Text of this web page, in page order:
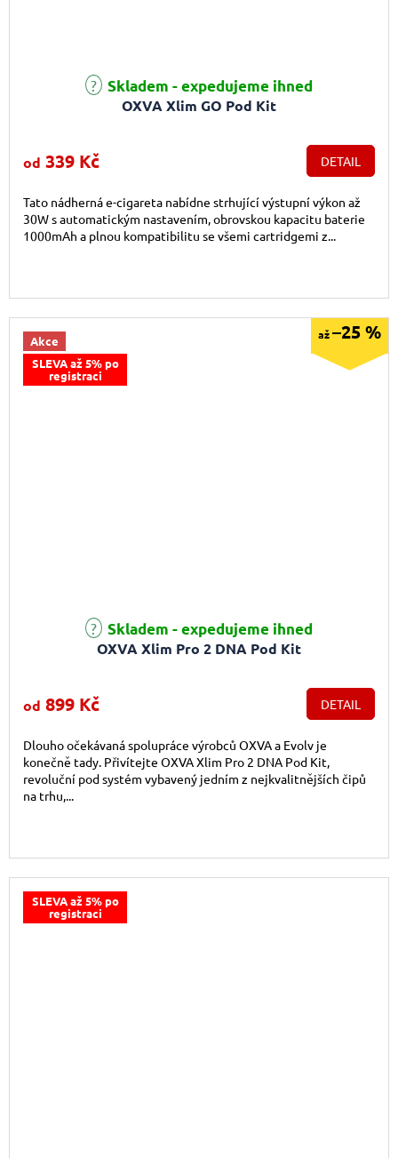
OXVA Xlim GO Pod Kit
Průměrné hodnocení produktu je 4,9 z 5 hvězdiček.
Skladem - expedujeme ihned
od 339 Kč DETAIL
Tato nádherná e-cigareta nabídne strhující výstupní výkon až
30W s automatickým nastavením, obrovskou kapacitu baterie
1000mAh a plnou kompatibilitu se všemi cartridgemi z...
Akce
SLEVA až 5% po
registraci
až–25 %
OXVA Xlim Pro 2 DNA Pod Kit
Průměrné hodnocení produktu je 4,6 z 5 hvězdiček.
Skladem - expedujeme ihned
od 899 Kč DETAIL
Dlouho očekávaná spolupráce výrobců OXVA a Evolv je
konečně tady. Přivítejte OXVA Xlim Pro 2 DNA Pod Kit,
revoluční pod systém vybavený jedním z nejkvalitnějších čipů
na trhu,...
SLEVA až 5% po
registraci